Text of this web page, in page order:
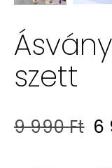
szett
9 990Ft 6